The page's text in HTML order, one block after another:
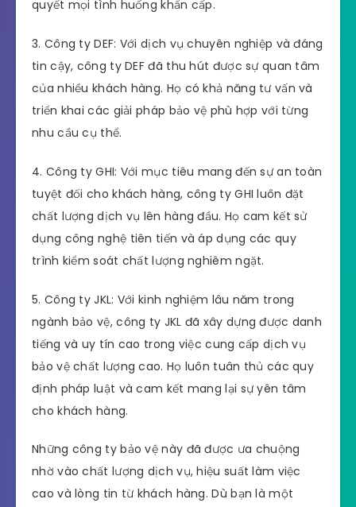
quyết mọi tình huống khẩn cấp.
3. Công ty DEF: Với dịch vụ chuyên nghiệp và đáng
tin cậy, công ty DEF đã thu hút được sự quan tâm
của nhiều khách hàng. Họ có khả năng tư vấn và
triển khai các giải pháp bảo vệ phù hợp với từng
nhu cầu cụ thể.
4. Công ty GHI: Với mục tiêu mang đến sự an toàn
tuyệt đối cho khách hàng, công ty GHI luôn đặt
chất lượng dịch vụ lên hàng đầu. Họ cam kết sử
dụng công nghệ tiên tiến và áp dụng các quy
trình kiểm soát chất lượng nghiêm ngặt.
5. Công ty JKL: Với kinh nghiệm lâu năm trong
ngành bảo vệ, công ty JKL đã xây dựng được danh
tiếng và uy tín cao trong việc cung cấp dịch vụ
bảo vệ chất lượng cao. Họ luôn tuân thủ các quy
định pháp luật và cam kết mang lại sự yên tâm
cho khách hàng.
Những công ty bảo vệ này đã được ưa chuộng
nhờ vào chất lượng dịch vụ, hiệu suất làm việc
cao và lòng tin từ khách hàng. Dù bạn là một